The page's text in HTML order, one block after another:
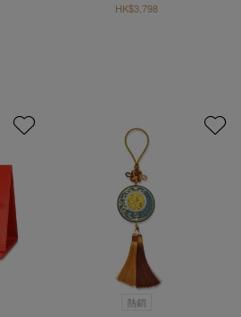
HK$3,798
熱銷